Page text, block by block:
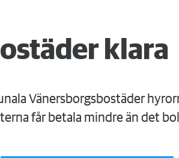
klara
Vänersborgsbostäder
får betala mindre än det